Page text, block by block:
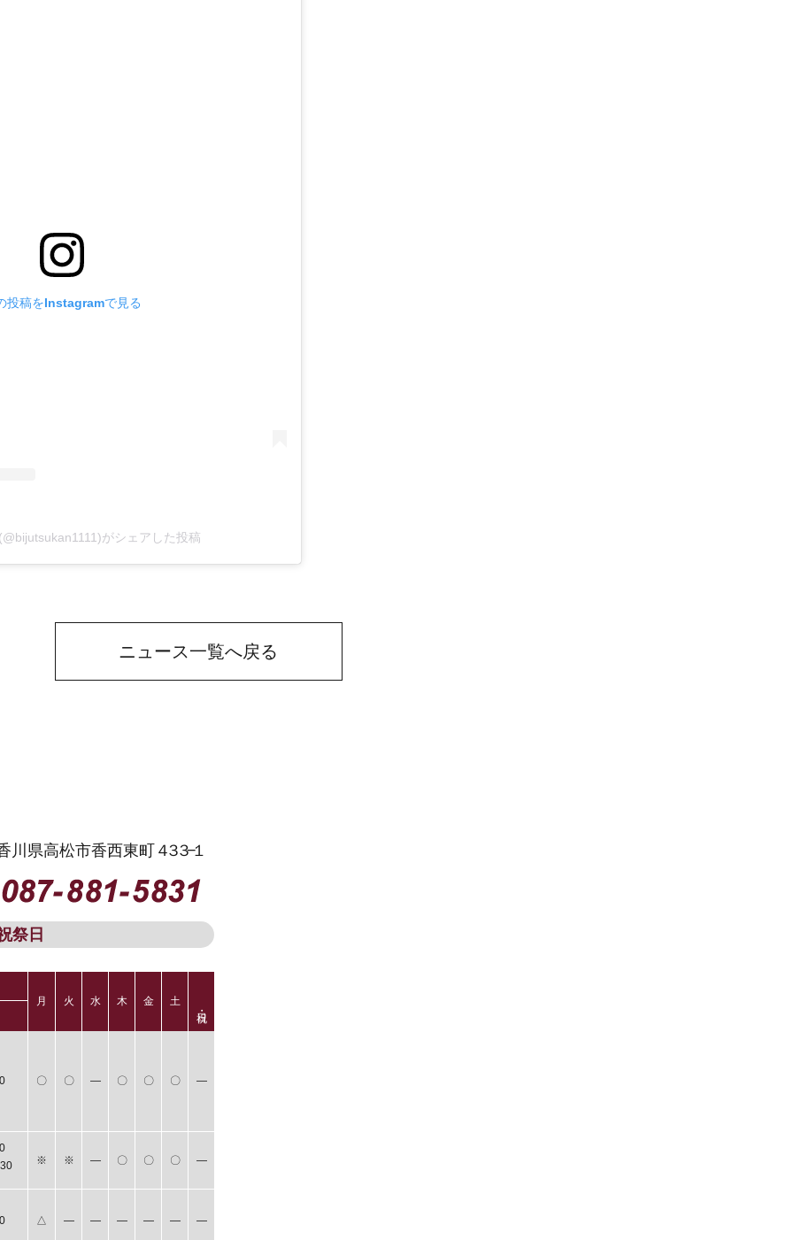
投稿をInstagramで見る
がシェアした投稿
ニュース一覧へ戻る
川県高松市香西東町 ４３３−１
祭日
月 火 水 木 金 土
〇 〇 ― 〇 〇 〇 ―
※ ※ ― 〇 〇 〇 ―
△ ― ― ― ― ― ―